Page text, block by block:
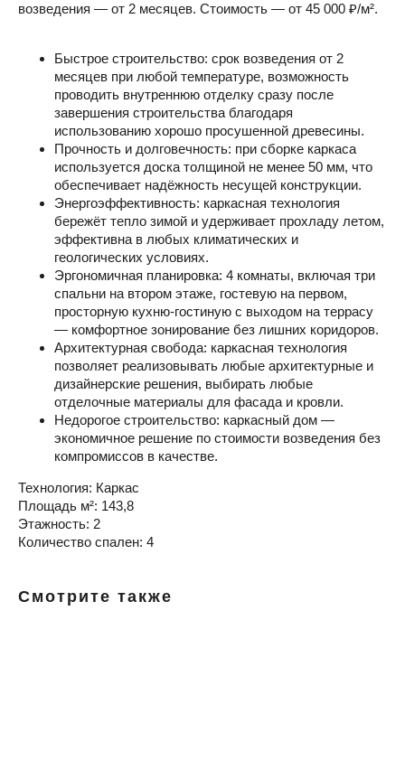
возведения — от 2 месяцев. Стоимость — от 45 000 ₽/м².
Быстрое строительство: срок возведения от 2
месяцев при любой температуре, возможность
проводить внутреннюю отделку сразу после
завершения строительства благодаря
использованию хорошо просушенной древесины.
Прочность и долговечность: при сборке каркаса
используется доска толщиной не менее 50 мм, что
обеспечивает надёжность несущей конструкции.
Энергоэффективность: каркасная технология
бережёт тепло зимой и удерживает прохладу летом,
эффективна в любых климатических и
геологических условиях.
Эргономичная планировка: 4 комнаты, включая три
спальни на втором этаже, гостевую на первом,
просторную кухню-гостиную с выходом на террасу
— комфортное зонирование без лишних коридоров.
Архитектурная свобода: каркасная технология
позволяет реализовывать любые архитектурные и
дизайнерские решения, выбирать любые
отделочные материалы для фасада и кровли.
Недорогое строительство: каркасный дом —
экономичное решение по стоимости возведения без
компромиссов в качестве.
Технология: Каркас
Площадь м²: 143,8
Этажность: 2
Количество спален: 4
Смотрите также